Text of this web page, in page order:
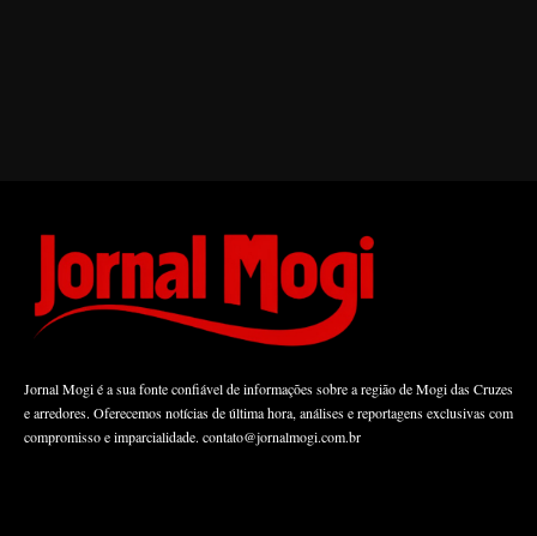
Jornal Mogi é a sua fonte confiável de informações sobre a região de Mogi das Cruzes
e arredores. Oferecemos notícias de última hora, análises e reportagens exclusivas com
compromisso e imparcialidade. contato@jornalmogi.com.br